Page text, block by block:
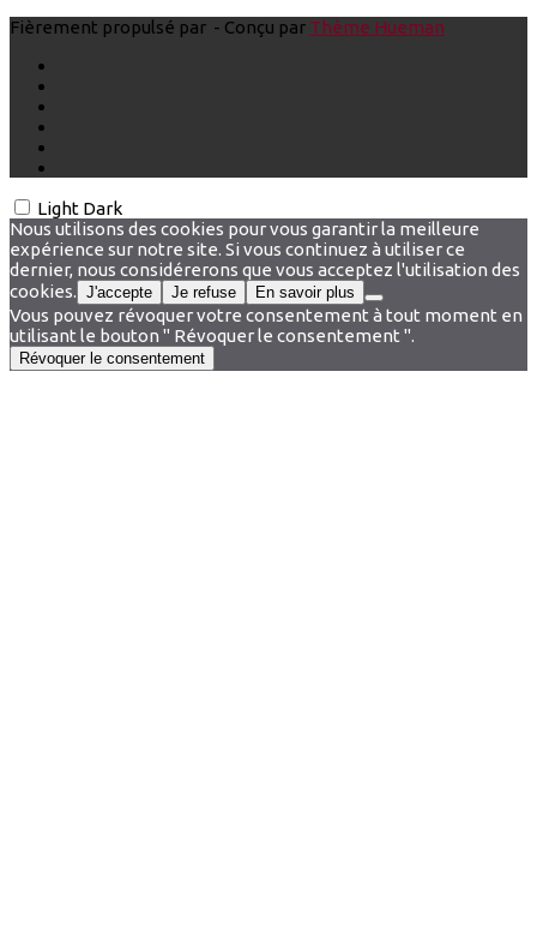
Fièrement propulsé par - Conçu par Thème Hueman
Light Dark
Nous utilisons des cookies pour vous garantir la meilleure
expérience sur notre site. Si vous continuez à utiliser ce
dernier, nous considérerons que vous acceptez l'utilisation des
cookies. J'accepte Je refuse En savoir plus
Vous pouvez révoquer votre consentement à tout moment en
utilisant le bouton " Révoquer le consentement ".
Révoquer le consentement